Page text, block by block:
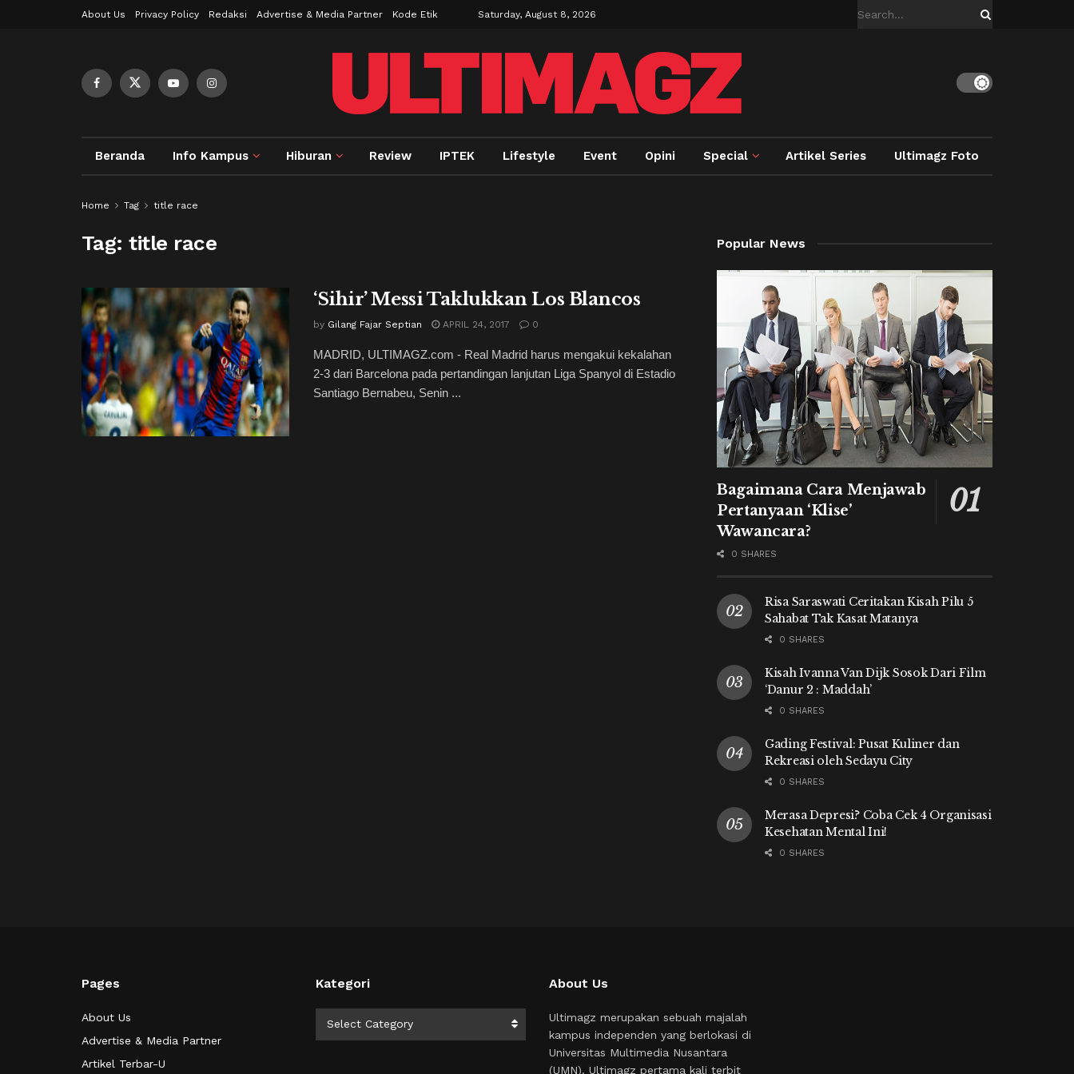
About Us Privacy Policy Redaksi Advertise & Media Partner Kode Etik Saturday, August 8, 2026
Beranda Info Kampus Hiburan Review IPTEK Lifestyle Event Opini Special Artikel Series Ultimagz Foto
Home Tag title race
Tag:title race
‘Sihir’ Messi Taklukkan Los Blancos
by Gilang Fajar Septian APRIL 24, 2017 0
MADRID, ULTIMAGZ.com - Real Madrid harus mengakui kekalahan
2-3 dari Barcelona pada pertandingan lanjutan Liga Spanyol di Estadio
Santiago Bernabeu, Senin ...
Popular News
Bagaimana Cara Menjawab
Pertanyaan ‘Klise’
Wawancara?
0 SHARES
Risa Saraswati Ceritakan Kisah Pilu 5
Sahabat Tak Kasat Matanya
0 SHARES
Kisah Ivanna Van Dijk Sosok Dari Film
‘Danur 2 : Maddah’
0 SHARES
Gading Festival: Pusat Kuliner dan
Rekreasi oleh Sedayu City
0 SHARES
Merasa Depresi? Coba Cek 4 Organisasi
Kesehatan Mental Ini!
0 SHARES
Pages
About Us
Advertise & Media Partner
Artikel Terbar-U
Kategori
Select Category
About Us
Ultimagz merupakan sebuah majalah
kampus independen yang berlokasi di
Universitas Multimedia Nusantara
(UMN). Ultimagz pertama kali terbit